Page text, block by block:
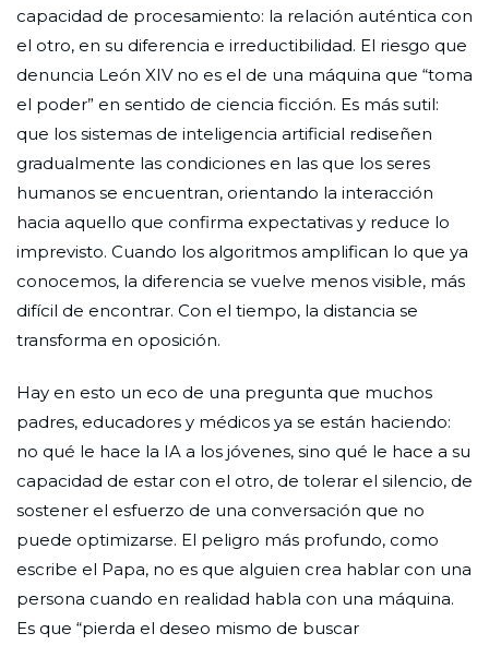
capacidad de procesamiento: la relación auténtica con
el otro, en su diferencia e irreductibilidad. El riesgo que
denuncia León XIV no es el de una máquina que “toma
el poder” en sentido de ciencia ficción. Es más sutil:
que los sistemas de inteligencia artificial rediseñen
gradualmente las condiciones en las que los seres
humanos se encuentran, orientando la interacción
hacia aquello que confirma expectativas y reduce lo
imprevisto. Cuando los algoritmos amplifican lo que ya
conocemos, la diferencia se vuelve menos visible, más
difícil de encontrar. Con el tiempo, la distancia se
transforma en oposición.
Hay en esto un eco de una pregunta que muchos
padres, educadores y médicos ya se están haciendo:
no qué le hace la IA a los jóvenes, sino qué le hace a su
capacidad de estar con el otro, de tolerar el silencio, de
sostener el esfuerzo de una conversación que no
puede optimizarse. El peligro más profundo, como
escribe el Papa, no es que alguien crea hablar con una
persona cuando en realidad habla con una máquina.
Es que “pierda el deseo mismo de buscar